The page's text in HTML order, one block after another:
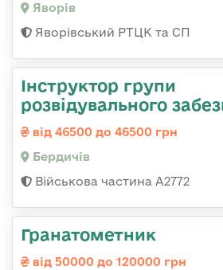
Яворів
Яворівський РТЦК та СП
Інструктор групи
розвідувального
від 46500 до 46500 грн
Бердичів
Військова частина А2772
Гранатометник
від 50000 до 120000 грн